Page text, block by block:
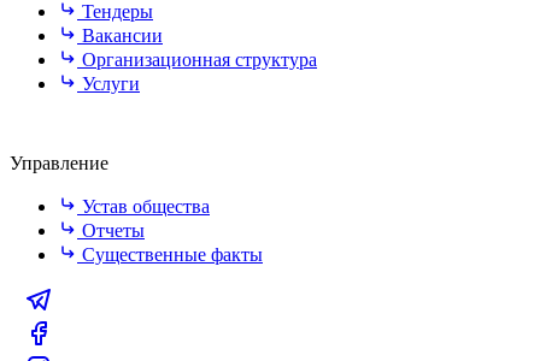
Тендеры
Вакансии
Организационная структура
Услуги
Управление
Устав общества
Отчеты
Существенные факты